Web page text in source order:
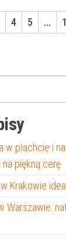
4 5 …
w płachcie i
piękną cerę
Krakowie
Warszawie: